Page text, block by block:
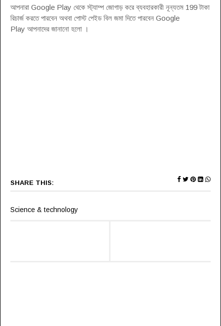
আপনারা Google Play থেকে স্ট্যাম্প জোগাড় করে ব্যবহারকারী নূন্যতম 199 টাকা
রিচার্জ করতে পারবেন অথবা পোস্ট পেইড বিল জমা দিতে পারবেন Google
Play আপনাদের জানানো হলো ।
SHARE THIS:
Science & technology